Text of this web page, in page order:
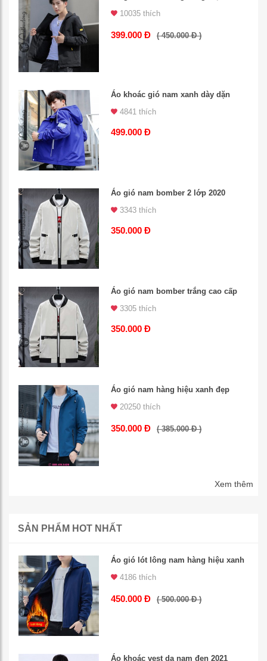
10035 thích
399.000 Đ ( 450.000 Đ )
Áo khoác gió nam xanh dày dặn
4841 thích
499.000 Đ
Áo gió nam bomber 2 lớp 2020
3343 thích
350.000 Đ
Áo gió nam bomber trắng cao cấp
3305 thích
350.000 Đ
Áo gió nam hàng hiệu xanh đẹp
20250 thích
350.000 Đ ( 385.000 Đ )
Xem thêm
SẢN PHẨM HOT NHẤT
Áo gió lót lông nam hàng hiệu xanh
4186 thích
450.000 Đ ( 500.000 Đ )
Áo khoác vest dạ nam đen 2021